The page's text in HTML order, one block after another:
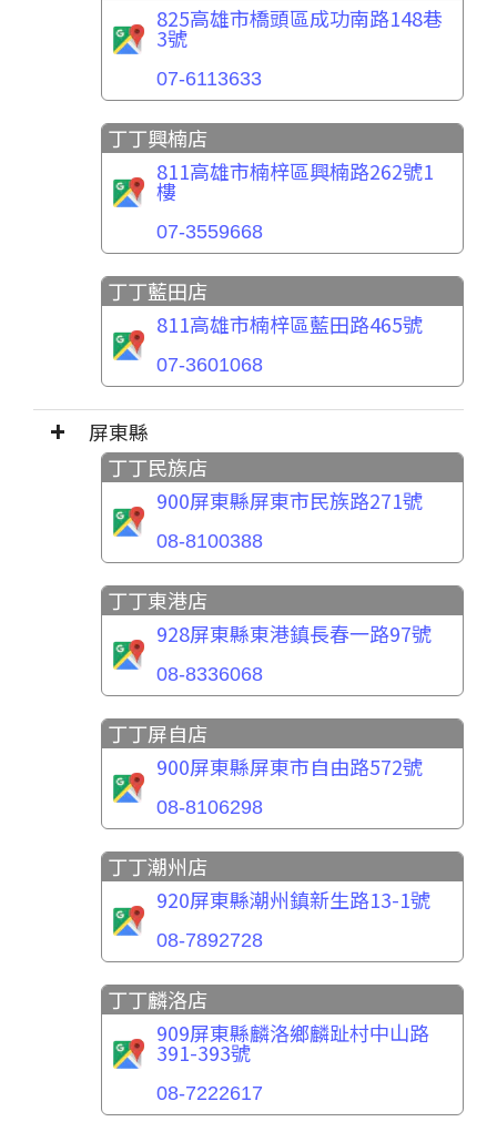
825高雄市橋頭區成功南路148巷
3號
07-6113633
丁丁興楠店
811高雄市楠梓區興楠路262號1
樓
07-3559668
丁丁藍田店
811高雄市楠梓區藍田路465號
07-3601068
屏東縣
丁丁民族店
900屏東縣屏東市民族路271號
08-8100388
丁丁東港店
928屏東縣東港鎮長春一路97號
08-8336068
丁丁屏自店
900屏東縣屏東市自由路572號
08-8106298
丁丁潮州店
920屏東縣潮州鎮新生路13-1號
08-7892728
丁丁麟洛店
909屏東縣麟洛鄉麟趾村中山路
391-393號
08-7222617